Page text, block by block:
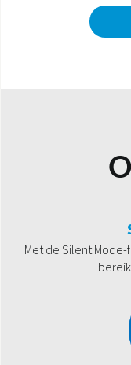
Met de Silent